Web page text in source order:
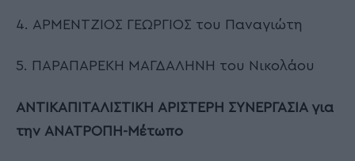
4. ΑΡΜΕΝΤΖΙΟΣ ΓΕΩΡΓΙΟΣ του Παναγιώτη
5. ΠΑΡΑΠΑΡΕΚΗ ΜΑΓΔΑΛΗΝΗ του Νικολάου
ΑΝΤΙΚΑΠΙΤΑΛΙΣΤΙΚΗ ΑΡΙΣΤΕΡΗ ΣΥΝΕΡΓΑΣΙΑ για
την ΑΝΑΤΡΟΠΗ-Μέτωπο